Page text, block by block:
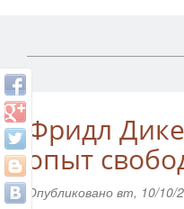
Фридл
опыт
Опубликовано вт, 10/